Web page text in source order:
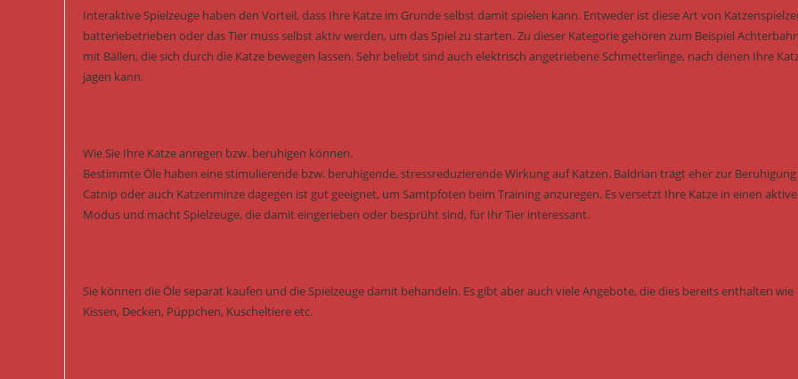
Interaktive Spielzeuge haben den Vorteil, dass Ihre Katze im Grunde selbst damit spielen kann. Entweder ist diese Art von
batteriebetrieben oder das Tier muss selbst aktiv werden, um das Spiel zu starten. Zu dieser Kategorie gehören zum Beispiel
mit Bällen, die sich durch die Katze bewegen lassen. Sehr beliebt sind auch elektrisch angetriebene Schmetterlinge, nach denen Ihre
jagen kann.
Wie Sie Ihre Katze anregen bzw. beruhigen können.
Bestimmte Öle haben eine stimulierende bzw. beruhigende, stressreduzierende Wirkung auf Katzen. Baldrian trägt eher zur
Catnip oder auch Katzenminze dagegen ist gut geeignet, um Samtpfoten beim Training anzuregen. Es versetzt Ihre Katze in einen
Modus und macht Spielzeuge, die damit eingerieben oder besprüht sind, für Ihr Tier interessant.
Sie können die Öle separat kaufen und die Spielzeuge damit behandeln. Es gibt aber auch viele Angebote, die dies bereits enthalten wie
Kissen, Decken, Püppchen, Kuscheltiere etc.